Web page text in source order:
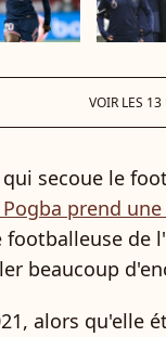
VOIR LES 13
secoue le
prend
footballeuse de
beaucoup
alors qu'elle